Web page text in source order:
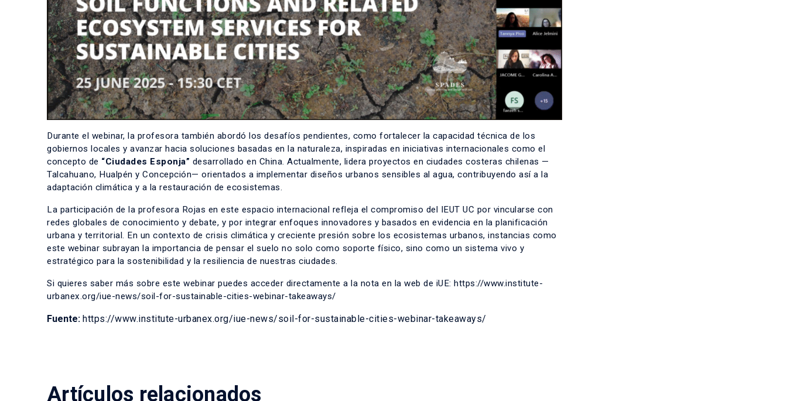
Durante el webinar, la profesora también abordó los desafíos pendientes, como fortalecer la capacidad técnica de los
gobiernos locales y avanzar hacia soluciones basadas en la naturaleza, inspiradas en iniciativas internacionales como el
concepto de “Ciudades Esponja” desarrollado en China. Actualmente, lidera proyectos en ciudades costeras chilenas —
Talcahuano, Hualpén y Concepción— orientados a implementar diseños urbanos sensibles al agua, contribuyendo así a la
adaptación climática y a la restauración de ecosistemas.
La participación de la profesora Rojas en este espacio internacional refleja el compromiso del IEUT UC por vincularse con
redes globales de conocimiento y debate, y por integrar enfoques innovadores y basados en evidencia en la planificación
urbana y territorial. En un contexto de crisis climática y creciente presión sobre los ecosistemas urbanos, instancias como
este webinar subrayan la importancia de pensar el suelo no solo como soporte físico, sino como un sistema vivo y
estratégico para la sostenibilidad y la resiliencia de nuestras ciudades.
Si quieres saber más sobre este webinar puedes acceder directamente a la nota en la web de iUE: https://www.institute-
urbanex.org/iue-news/soil-for-sustainable-cities-webinar-takeaways/
Fuente: https://www.institute-urbanex.org/iue-news/soil-for-sustainable-cities-webinar-takeaways/
Artículos relacionados